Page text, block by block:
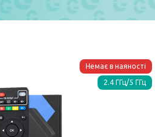
Немає в наяності
2.4 ГГц/5 ГГц